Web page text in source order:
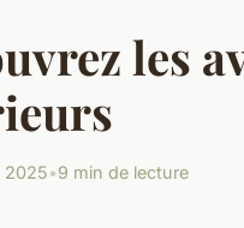
les
2025•9 min de lecture